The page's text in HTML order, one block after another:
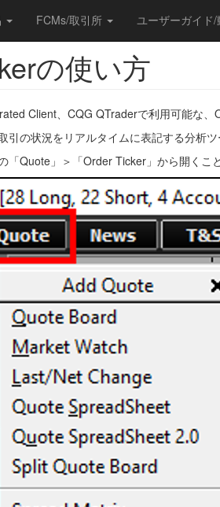
FCMs/取引所 ユーザーガイド
の使い方
Client、CQG QTraderで利用可能な
引の状況をリアルタイムに表記する分析
「Quote」＞「Order Ticker」から開くこ